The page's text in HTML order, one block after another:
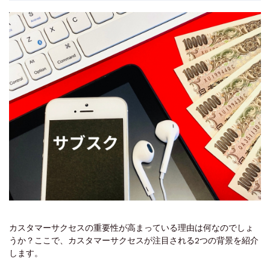
カスタマーサクセスの重要性が高まっている理由は何なのでしょ
うか？ここで、カスタマーサクセスが注目される2つの背景を紹介
します。